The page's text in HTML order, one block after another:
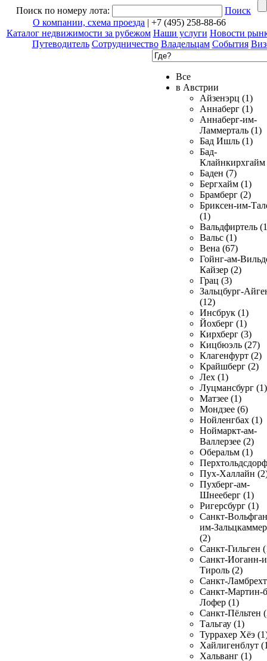
Поиск по номеру лота:
Поиск
О компании, схема проезда | +7 (495) 258-88-66
Каталог недвижимости за рубежом Наши услуги Новости
Путеводитель Сотрудничество Владельцам События
Все
в Австрии
Айзенэрц (1)
Аннаберг (1)
Аннаберг-им-
Ламмерталь (1)
Бад Ишль (1)
Бад-
Клайнкирхгайм
Баден (7)
Бергхайм (1)
Брамберг (2)
Бриксен-им-
(1)
Вальдфиртель
Вальс (1)
Вена (67)
Гойнг-ам-
Кайзер (2)
Грац (3)
Зальцбург-
(12)
Инсбрук (1)
Йохберг (1)
Кирхберг (3)
Кицбюэль (27)
Клагенфурт (2)
Крайшберг (2)
Лех (1)
Луцмансбург (1)
Матзее (1)
Мондзее (6)
Нойленгбах (1)
Ноймаркт-ам-
Валлерзее (2)
Оберальм (1)
Пух-Халлайн
Пухберг-ам-
Шнееберг (1)
Ригерсбург (1)
Санкт-
им-
(2)
Санкт-Гильген
Санкт-Иоганн-
Тироль (2)
Санкт-
Санкт-Мартин-
Лофер (1)
Санкт-Пёльтен
Тальгау (1)
Туррахер Хёэ
Хайлигенблут
Хальванг (1)